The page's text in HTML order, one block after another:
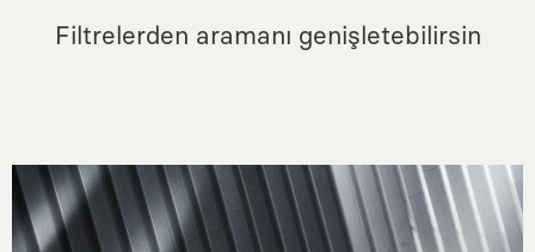
Filtrelerden aramanı genişletebilirsin